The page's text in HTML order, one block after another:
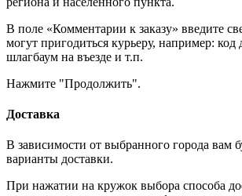
В поле «Комментарии к заказу» введите
могут пригодиться курьеру, например:
шлагбаум на въезде и т.п.
Нажмите "Продолжить".
Доставка
В зависимости от выбранного города вам
варианты доставки.
При нажатии на кружок выбора способа